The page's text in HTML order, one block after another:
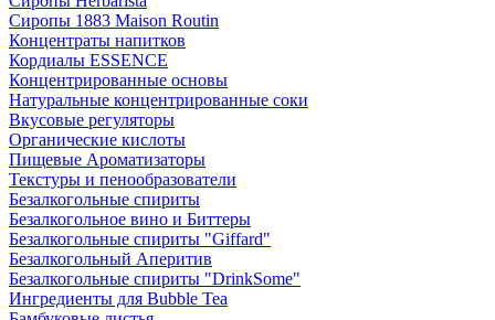
Сиропы 1883 Maison Routin
Концентраты напитков
Кордиалы ESSENCE
Концентрированные основы
Натуральные концентрированные соки
Вкусовые регуляторы
Органические кислоты
Пищевые Ароматизаторы
Текстуры и пенообразователи
Безалкогольные спириты
Безалкогольное вино и Биттеры
Безалкогольные спириты "Giffard"
Безалкогольный Аперитив
Безалкогольные спириты "DrinkSome"
Ингредиенты для Bubble Tea